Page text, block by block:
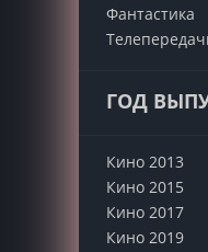
Фантастика
ГОД
Кино 2013
Кино 2015
Кино 2017
Кино 2019